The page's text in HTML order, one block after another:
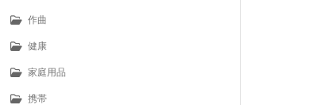
作曲
健康
家庭用品
携帯